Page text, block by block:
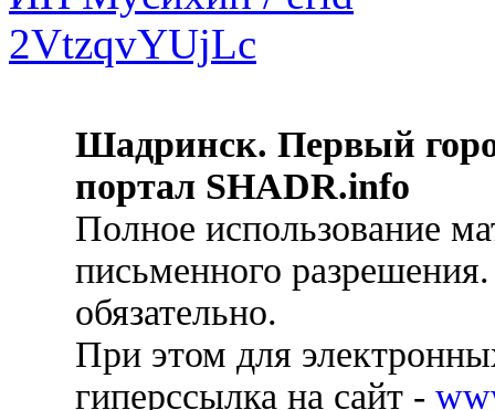
Шадринск. Первый
портал SHADR.info
Полное использование
письменного
обязательно.
При этом для
гиперссылка на сайт -